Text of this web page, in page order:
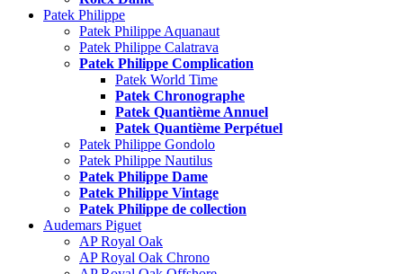
Patek Philippe
Patek Philippe Aquanaut
Patek Philippe Calatrava
Patek Philippe Complication
Patek World Time
Patek Chronographe
Patek Quantième Annuel
Patek Quantième Perpétuel
Patek Philippe Gondolo
Patek Philippe Nautilus
Patek Philippe Dame
Patek Philippe Vintage
Patek Philippe de collection
Audemars Piguet
AP Royal Oak
AP Royal Oak Chrono